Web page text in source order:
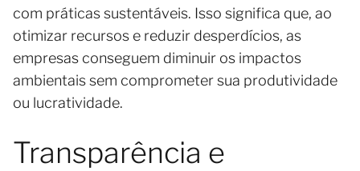
com práticas sustentáveis. Isso significa que, ao
otimizar recursos e reduzir desperdícios, as
empresas conseguem diminuir os impactos
ambientais sem comprometer sua produtividade
ou lucratividade.
Transparência e